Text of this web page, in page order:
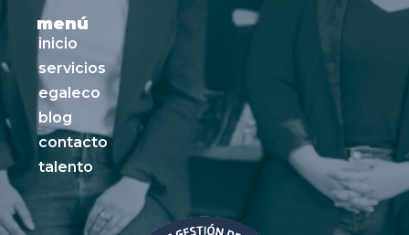
menú
inicio
servicios
egaleco
blog
contacto
talento